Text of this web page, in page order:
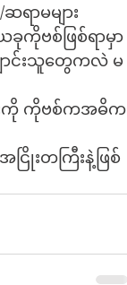
ာမများ
ခုကိုဗစ်ဖြစ်ရာမှာ
ောင်းသူတွေကလဲ မ
ားကို ကိုဗစ်ကအဓိက
ြိုးတကြီးနဲ့ဖြစ်